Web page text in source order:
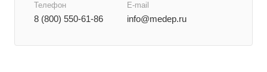
Телефон
8 (800) 550-61-86
E-mail
info@medep.ru